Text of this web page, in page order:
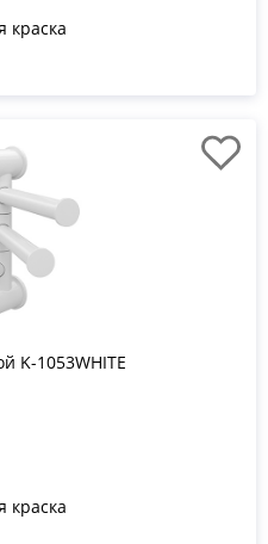
краска
K-1053WHITE
краска